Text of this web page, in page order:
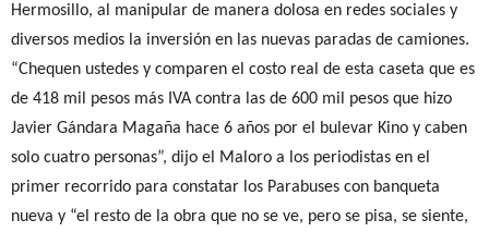
Hermosillo, al manipular de manera dolosa en redes sociales y
diversos medios la inversión en las nuevas paradas de camiones.
“Chequen ustedes y comparen el costo real de esta caseta que es
de 418 mil pesos más IVA contra las de 600 mil pesos que hizo
Javier Gándara Magaña hace 6 años por el bulevar Kino y caben
solo cuatro personas”, dijo el Maloro a los periodistas en el
primer recorrido para constatar los Parabuses con banqueta
nueva y “el resto de la obra que no se ve, pero se pisa, se siente,